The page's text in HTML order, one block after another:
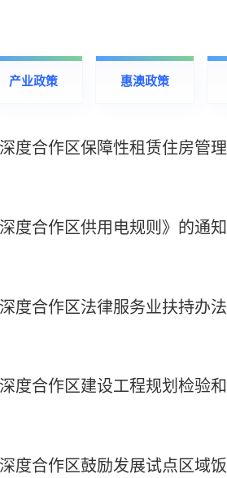
产业政策 惠澳政策
度合作区保障性租赁住房管
度合作区供用电规则》的通知
度合作区法律服务业扶持办
度合作区建设工程规划检验
度合作区鼓励发展试点区域